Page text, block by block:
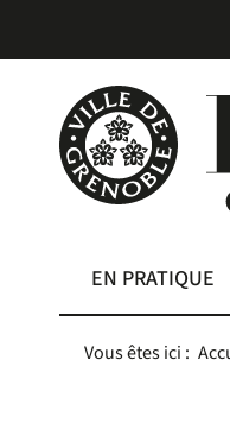
menu
contenu
la
EN PRATIQUE
Vous êtes ici :